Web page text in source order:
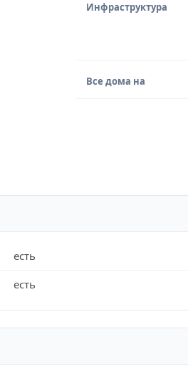
Инфраструктура
Все дома на
есть
есть